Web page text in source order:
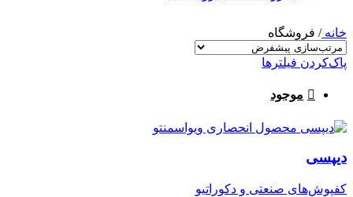
خانه/ فروشگاه
پاک‌کردن فیلترها
موجود
دیپسی
کفپوش‌های صنعتی و دکوراتیو